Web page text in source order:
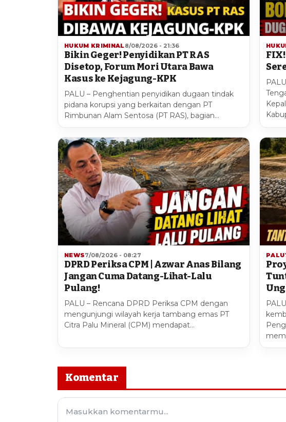
HUKUM KRIMINAL 8/08/2026 - 21:36
Bikin Geger! Penyidikan PT RAS
Disetop, Forum Mori Utara Bawa
Kasus ke Kejagung-KPK
PALU – Penghentian penyidikan dugaan tindak
pidana korupsi yang berkaitan dengan PT
Rimbunan Alam Sentosa (PT RAS), bagian…
NEWS7/08/2026 - 08:27
DPRD Periksa CPM | Azwar Anas Bilang
Jangan Cuma Datang-Lihat-Lalu
Pulang!
PALU – Rencana DPRD Periksa CPM dengan
mengunjungi wilayah kerja tambang emas PT
Citra Palu Mineral (CPM) mendapat…
PALU
Komentar